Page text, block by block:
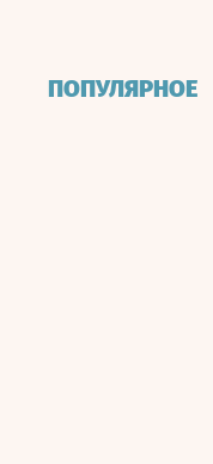
ПОПУЛЯРНОЕ